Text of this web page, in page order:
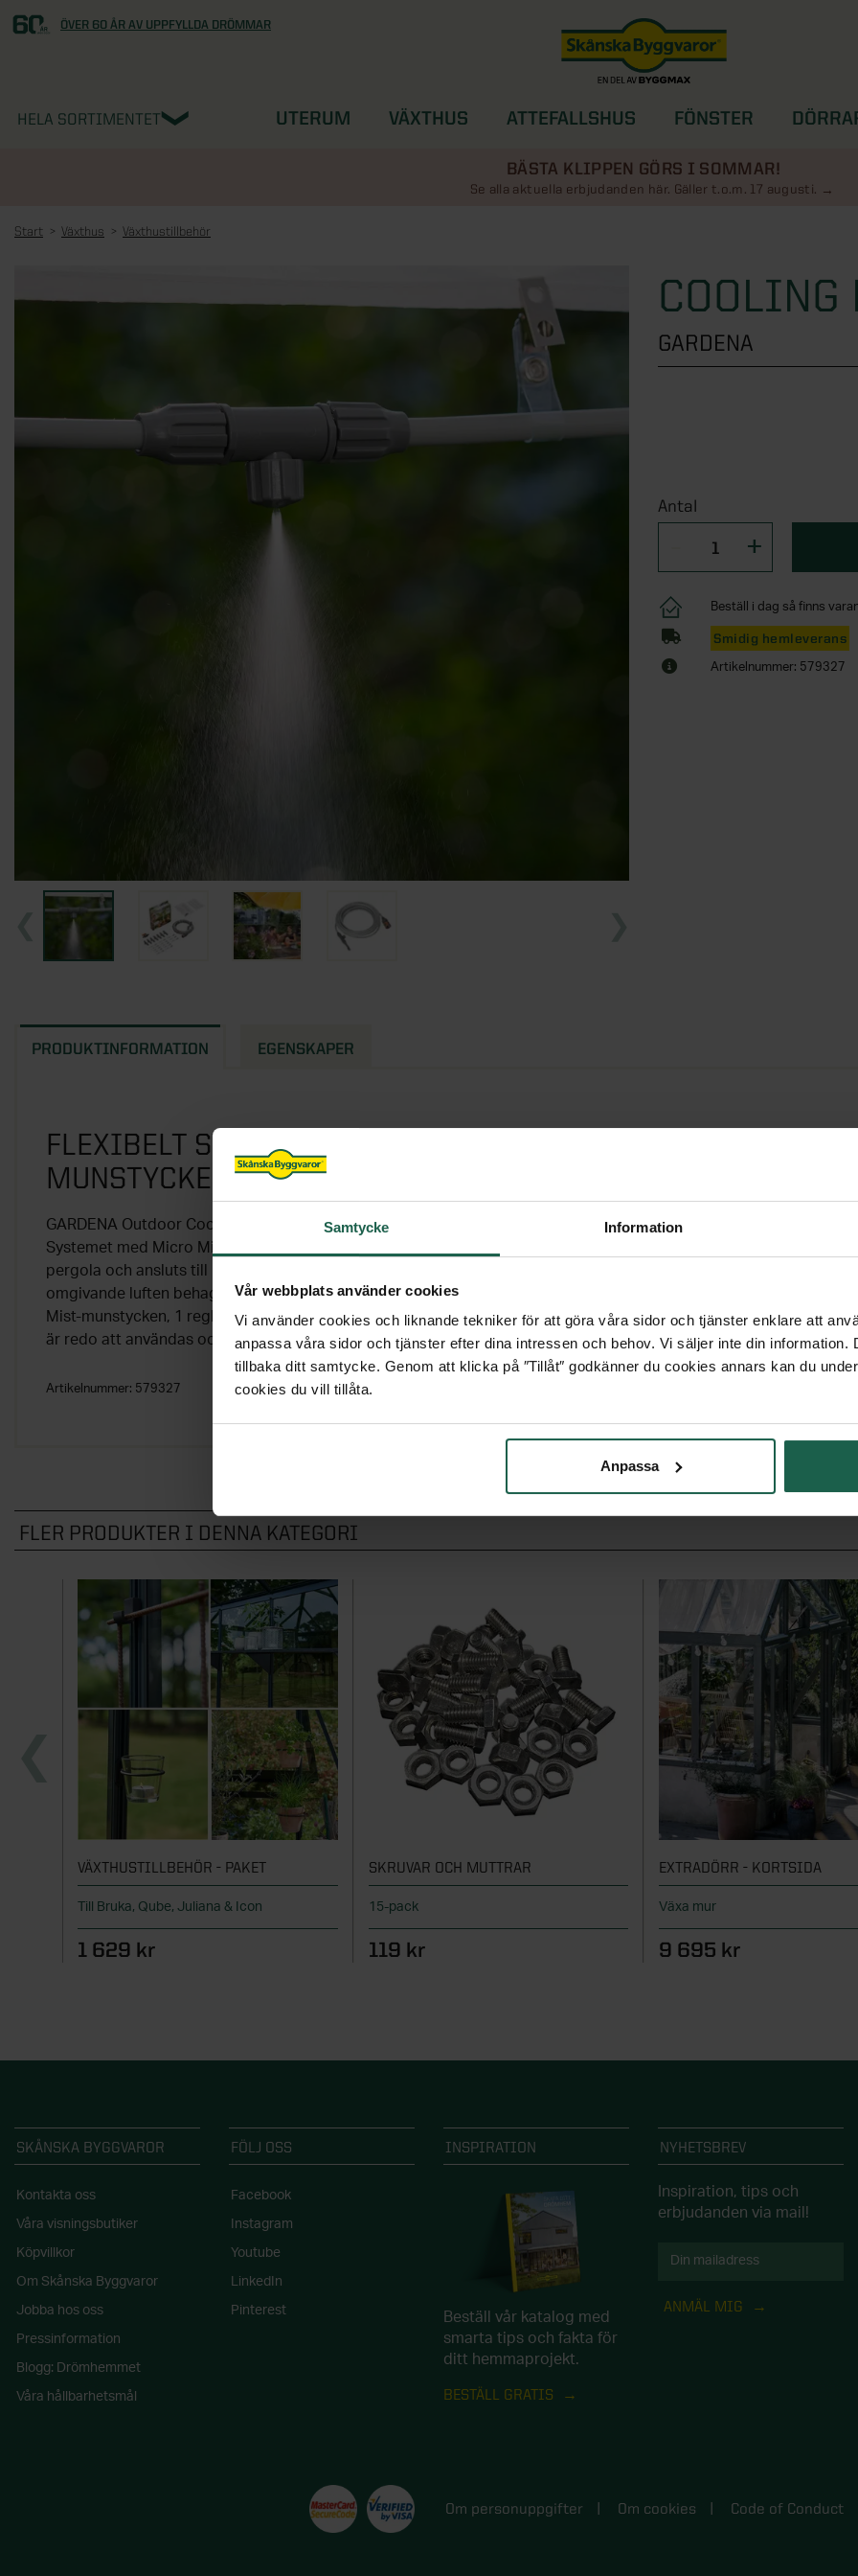
Samtycke Information
Vår webbplats använder cookies
Vi använder cookies och liknande tekniker för att göra våra sidor och tjänster enklare att
anpassa våra sidor och tjänster efter dina intressen och behov. Vi säljer inte din information.
tillbaka ditt samtycke. Genom att klicka på ″Tillåt″ godkänner du cookies annars kan du
cookies du vill tillåta.
Anpassa
ÖVER 60 ÅR AV UPPFYLLDA DRÖMMAR
HELA SORTIMENTET UTERUM VÄXTHUS ATTEFALLSHUS FÖNSTER
BÄSTA KLIPPEN GÖRS I SOMMAR!
Se alla aktuella erbjudanden här. Gäller t.o.m. 17 augusti.
Start Växthus Växthustillbehör
GARDENA
Antal
Beställ i dag så finns
Smidig hemleverans
Artikelnummer: 579327
PRODUKTINFORMATION EGENSKAPER
FLEXIBELT SYSTEM MED MICRO MIST-
MUNSTYCKEN FÖR SVAL FÖRFRISKNING
GARDENA Outdoor Cooling Mist Set hjälper dig hålla dig sval ute på varma dagar.
Systemet med Micro Mist-munstycken fästs enkelt vid ett parasoll, markis eller
pergola och ansluts till kranen. Munstyckena skapar en fin dimma som gör den
omgivande luften behagligt sval. Satsen som består av en 10 m slang, 7 Mikro
Mist-munstycken, 1 reglerventil, 13 fästklämmor och en OGS-slanganslutning som
är redo att användas och kan förlängas med ytterligare uppsättningar.
Artikelnummer: 579327
FLER PRODUKTER I DENNA KATEGORI
VÄXTHUSTILLBEHÖR - PAKET
Till Bruka, Qube, Juliana & Icon
1 629 kr
SKRUVAR OCH MUTTRAR
15-pack
119 kr
EXTRADÖRR - KORTSIDA
Växa mur
9 695 kr
SKÅNSKA BYGGVAROR
Kontakta oss
Våra visningsbutiker
Köpvillkor
Om Skånska Byggvaror
Jobba hos oss
Pressinformation
Blogg: Drömhemmet
Våra hållbarhetsmål
FÖLJ OSS
Facebook
Instagram
Youtube
LinkedIn
Pinterest
INSPIRATION
Beställ vår katalog med
smarta tips och fakta för
ditt hemmaprojekt.
BESTÄLL GRATIS
NYHETSBREV
Inspiration, tips och
erbjudanden via mail!
ANMÄL MIG
Om personuppgifter Om cookies Code of Conduct